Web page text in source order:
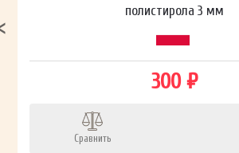
полистирола 3 мм
300 ₽
Сравнить